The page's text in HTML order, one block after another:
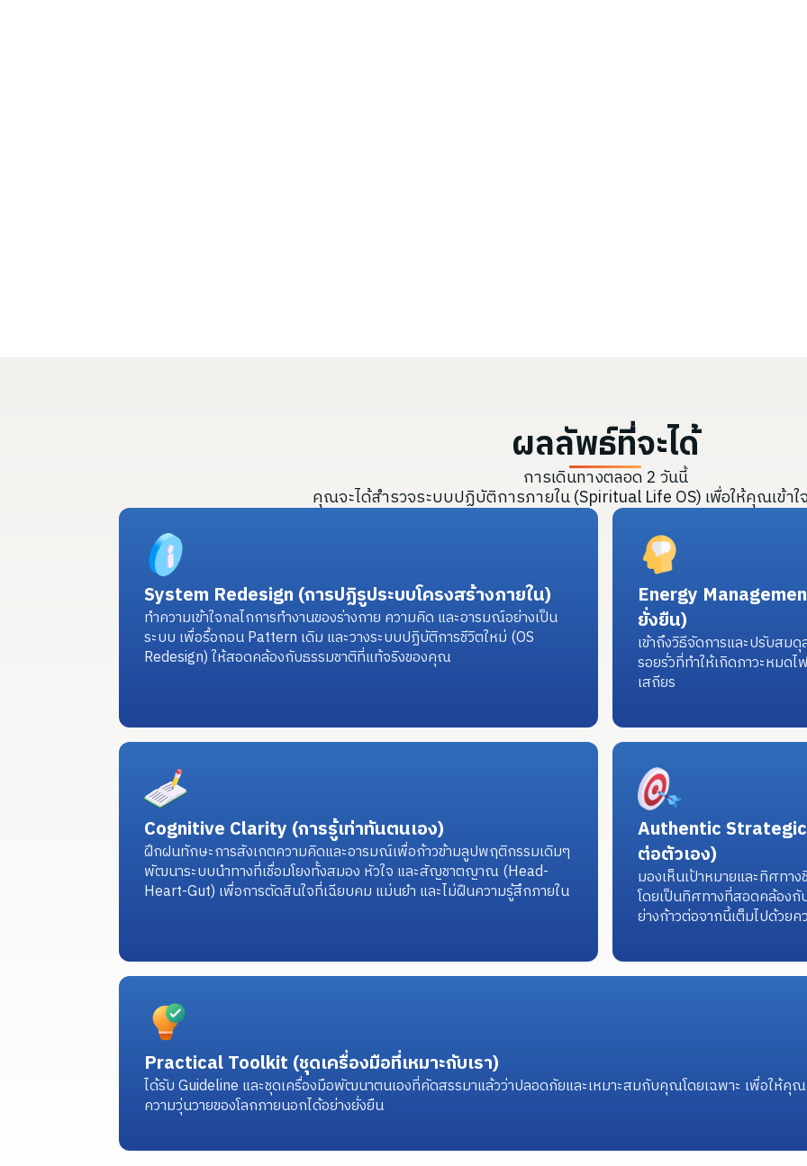
ผลลัพธ์ที่จะได้
การเดินทางตลอด 2 วันนี้
คุณจะได้สำรวจระบบปฏิบัติการภายใน (Spiritual Life OS) เพื่อให้คุณเข้าใ
System Redesign (การปฏิรูประบบโครงสร้างภายใน)
ทำความเข้าใจกลไกการทำงานของร่างกาย ความคิด และอารมณ์อย่างเป็น
ระบบ เพื่อรื้อถอน Pattern เดิม และวางระบบปฏิบัติการชีวิตใหม่ (OS
Redesign) ให้สอดคล้องกับธรรมชาติที่แท้จริงของคุณ
Energy
ยั่งยืน)
เข้าถึงวิธีจัดการและปรับสม
รอยรั่วที่ทำให้เกิดภาวะหมด
เสถียร
Cognitive Clarity (การรู้เท่าทันตนเอง)
ฝึกฝนทักษะการสังเกตความคิดและอารมณ์เพื่อก้าวข้ามลูปพฤติกรรมเดิมๆ
พัฒนาระบบนำทางที่เชื่อมโยงทั้งสมอง หัวใจ และสัญชาตญาณ (Head-
Heart-Gut) เพื่อการตัดสินใจที่เฉียบคม แม่นยำ และไม่ฝืนความรู้สึกภายใน
Authentic
ต่อตัวเอง)
มองเห็นเป้าหมายและทิศทา
โดยเป็นทิศทางที่สอดคล้อง
ย่างก้าวต่อจากนี้เต็มไปด้วย
Practical Toolkit (ชุดเครื่องมือที่เหมาะกับเรา)
ได้รับ Guideline และชุดเครื่องมือพัฒนาตนเองที่คัดสรรมาแล้วว่าปลอดภัยและเหมาะสมกับคุณโดยเฉพาะ เพื่อให้คุ
ความวุ่นวายของโลกภายนอกได้อย่างยั่งยืน